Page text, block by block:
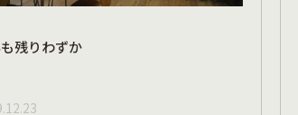
残りわずか